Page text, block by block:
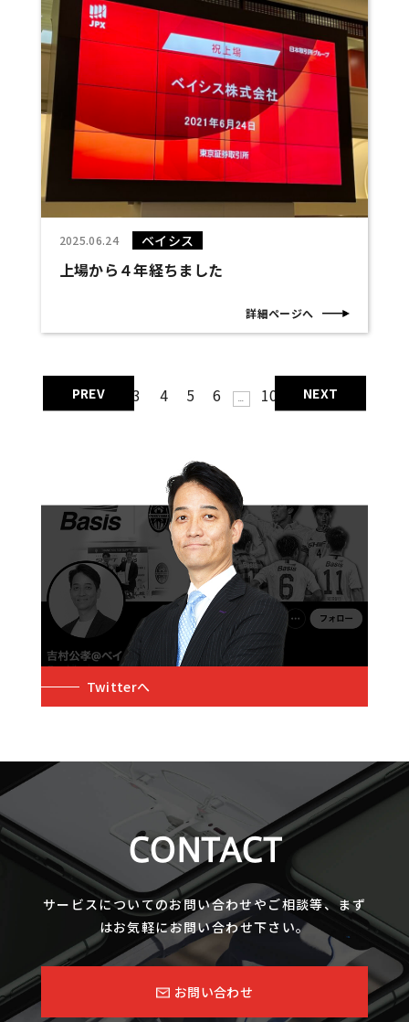
2025.06.24 ベイシス
上場から４年経ちました
詳細ページへ
«
1 3 4 5 6 ... 10 »
最後 »
Twitterへ
CONTACT
サービスについてのお問い合わせやご相談等、まず
はお気軽にお問い合わせ下さい。
お問い合わせ